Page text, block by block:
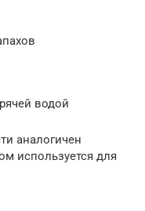
водой
аналогичен
используется для